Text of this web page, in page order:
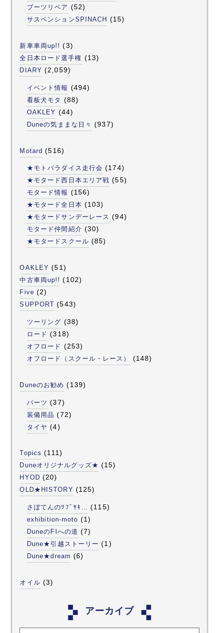
ブーツリペア (52)
サスペンションSPINACH (15)
新車車両up!! (3)
全日本ロード選手権 (13)
DIARY (2,059)
イベント情報 (494)
看板犬モタ (88)
OAKLEY (44)
Duneの気ままな日々 (937)
Motard (516)
★モトパラダイス走行会 (174)
★モタード西日本エリア戦 (55)
モタード情報 (156)
★モタード全日本 (103)
★モタードサンデーレース (94)
モタード仲間紹介 (30)
★モタードスクール (85)
OAKLEY (51)
中古車両up!! (102)
Five (2)
SUPPORT (543)
ツーリング (38)
ロード (318)
オフロード (253)
オフロード（スクール・レース） (148)
Duneのお勧め (139)
パーツ (37)
装備用品 (72)
タイヤ (4)
Topics (111)
Duneオリジナルグッズ★ (15)
HYOD (20)
OLD★HISTORY (125)
さぼてんのﾂﾌﾞﾔｷ… (115)
exhibition-moto (1)
DuneのFIへの道 (7)
Dune★引越ストーリー (1)
Dune★dream (6)
オイル (3)
アーカイブ